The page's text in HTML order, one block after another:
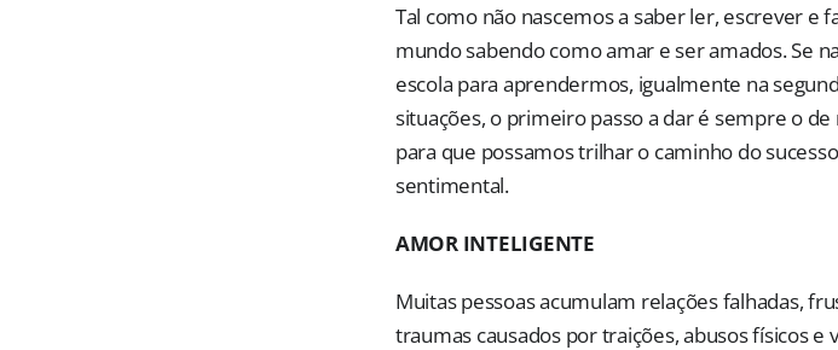
Tal como não nascemos a saber ler, escrever e
mundo sabendo como amar e ser amados. Se
escola para aprendermos, igualmente na
situações, o primeiro passo a dar é sempre o
para que possamos trilhar o caminho do
sentimental.
AMOR INTELIGENTE
Muitas pessoas acumulam relações falhadas,
traumas causados por traições, abusos físicos